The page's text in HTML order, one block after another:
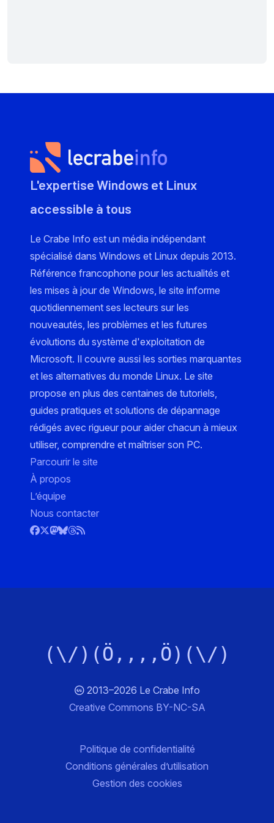
L'expertise Windows et Linux
accessible à tous
Le Crabe Info est un média indépendant
spécialisé dans Windows et Linux depuis 2013.
Référence francophone pour les actualités et
les mises à jour de Windows, le site informe
quotidiennement ses lecteurs sur les
nouveautés, les problèmes et les futures
évolutions du système d'exploitation de
Microsoft. Il couvre aussi les sorties marquantes
et les alternatives du monde Linux. Le site
propose en plus des centaines de tutoriels,
guides pratiques et solutions de dépannage
rédigés avec rigueur pour aider chacun à mieux
utiliser, comprendre et maîtriser son PC.
Parcourir le site
À propos
L’équipe
Nous contacter
(\/)(Ö,,,,Ö)(\/)
2013–2026 Le Crabe Info
Creative Commons BY-NC-SA
Politique de confidentialité
Conditions générales d’utilisation
Gestion des cookies